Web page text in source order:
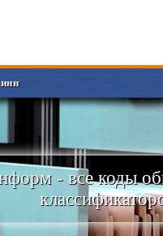
инн
- все коды